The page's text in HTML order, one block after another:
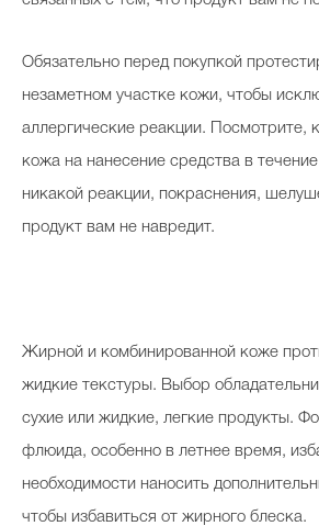
Обязательно перед покупкой
незаметном участке кожи, чтобы
аллергические реакции. Посмотрите,
кожа на нанесение средства в
никакой реакции, покраснения,
продукт вам не навредит.
Жирной и комбинированной коже
жидкие текстуры. Выбор
сухие или жидкие, легкие продукты.
флюида, особенно в летнее время,
необходимости наносить
чтобы избавиться от жирного блеска.